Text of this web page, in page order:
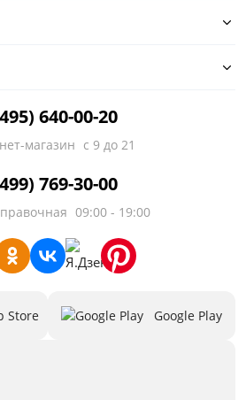
до
640-00-20
магазин с 9 до 21
769-30-00
09:00 - 19:00
Store Google Play